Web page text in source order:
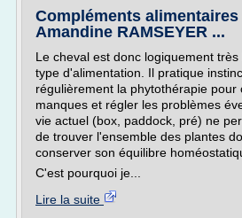
Compléments alimentaires
Amandine RAMSEYER ...
Le cheval est donc logiquement
type d'alimentation. Il pratique
régulièrement la phytothérapie pour
manques et régler les problèmes
vie actuel (box, paddock, pré) ne
de trouver l'ensemble des plantes
conserver son équilibre
C'est pourquoi je...
Lire la suite